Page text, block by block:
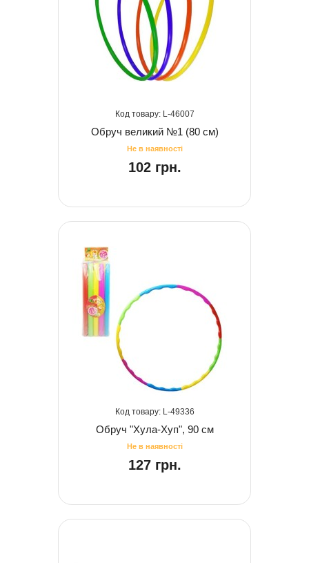
46007
Обруч великий №1 (80 см)
102 грн.
49336
Обруч "Хула-Хуп", 90 см
127 грн.